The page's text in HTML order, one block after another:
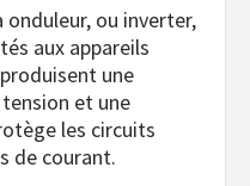
onduleur, ou inverter,
aux appareils
une
et une
les circuits
de courant.